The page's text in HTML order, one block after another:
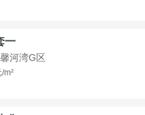
一
河湾G区
m²